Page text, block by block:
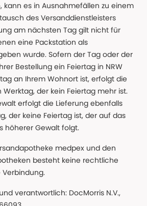
kann es in Ausnahmefällen zu einem
des Versanddienstleisters
am nächsten Tag gilt nicht für
eine Packstation als
wurde. Sofern der Tag oder der
Bestellung ein Feiertag in NRW
an Ihrem Wohnort ist, erfolgt die
der kein Feiertag mehr ist.
erfolgt die Lieferung ebenfalls
der keine Feiertag ist, der auf das
höherer Gewalt folgt.
medpex und den
besteht keine rechtliche
verantwortlich: DocMorris N.V.,